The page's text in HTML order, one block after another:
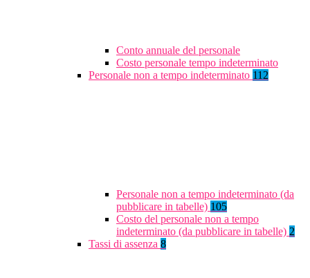
Conto annuale del personale
Costo personale tempo indeterminato
Personale non a tempo indeterminato 112
Personale non a tempo indeterminato (da
pubblicare in tabelle) 105
Costo del personale non a tempo
indeterminato (da pubblicare in tabelle) 2
Tassi di assenza 8